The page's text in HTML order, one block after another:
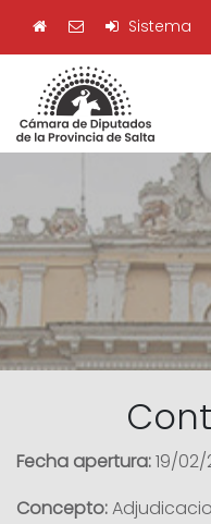
Sistema
Fecha apertura:19/
Concepto: